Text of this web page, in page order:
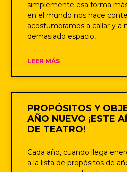
simplemente esa forma
en el mundo nos hace
acostumbramos a callar y a
demasiado espacio,
LEER MÁS
PROPÓSITOS Y
AÑO NUEVO ¡ESTE
DE TEATRO!
Cada año, cuando llega
a la lista de propósitos de